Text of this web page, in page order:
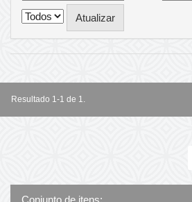
Resultado 1-1 de 1.
Conjunto de itens: